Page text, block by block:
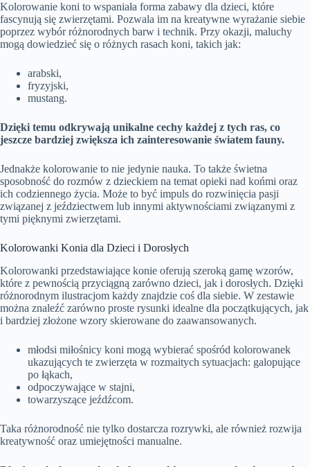
Kolorowanie koni to wspaniała forma zabawy dla dzieci, które
fascynują się zwierzętami. Pozwala im na kreatywne wyrażanie siebie
poprzez wybór różnorodnych barw i technik. Przy okazji, maluchy
mogą dowiedzieć się o różnych rasach koni, takich jak:
arabski,
fryzyjski,
mustang.
Dzięki temu odkrywają unikalne cechy każdej z tych ras, co
jeszcze bardziej zwiększa ich zainteresowanie światem fauny.
Jednakże kolorowanie to nie jedynie nauka. To także świetna
sposobność do rozmów z dzieckiem na temat opieki nad końmi oraz
ich codziennego życia. Może to być impuls do rozwinięcia pasji
związanej z jeździectwem lub innymi aktywnościami związanymi z
tymi pięknymi zwierzętami.
Kolorowanki Konia dla Dzieci i Dorosłych
Kolorowanki przedstawiające konie oferują szeroką gamę wzorów,
które z pewnością przyciągną zarówno dzieci, jak i dorosłych. Dzięki
różnorodnym ilustracjom każdy znajdzie coś dla siebie. W zestawie
można znaleźć zarówno proste rysunki idealne dla początkujących, jak
i bardziej złożone wzory skierowane do zaawansowanych.
młodsi miłośnicy koni mogą wybierać spośród kolorowanek
ukazujących te zwierzęta w rozmaitych sytuacjach: galopujące
po łąkach,
odpoczywające w stajni,
towarzyszące jeźdźcom.
Taka różnorodność nie tylko dostarcza rozrywki, ale również rozwija
kreatywność oraz umiejętności manualne.